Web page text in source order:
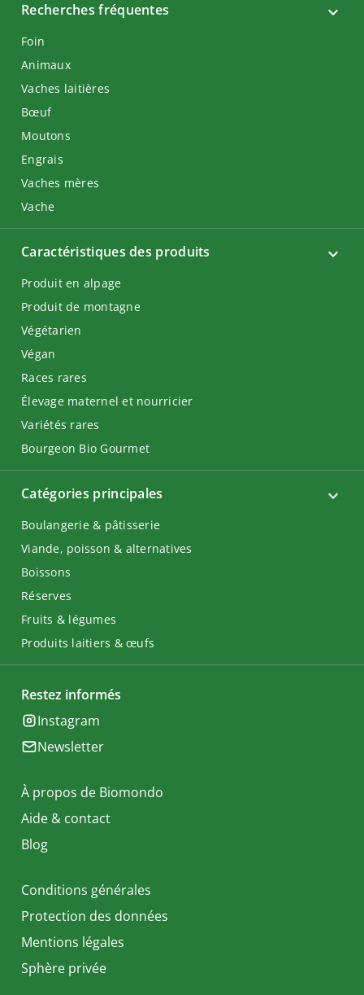
Recherches fréquentes
Foin
Animaux
Vaches laitières
Bœuf
Moutons
Engrais
Vaches mères
Vache
Catégories principales
Boulangerie & pâtisserie
Viande, poisson & alternatives
Boissons
Réserves
Fruits & légumes
Produits laitiers & œufs
Caractéristiques des produits
Produit en alpage
Produit de montagne
Végétarien
Végan
Races rares
Élevage maternel et nourricier
Variétés rares
Bourgeon Bio Gourmet
Restez informés
Instagram
Newsletter
À propos de Biomondo
Aide & contact
Blog
Conditions générales
Protection des données
Mentions légales
Sphère privée